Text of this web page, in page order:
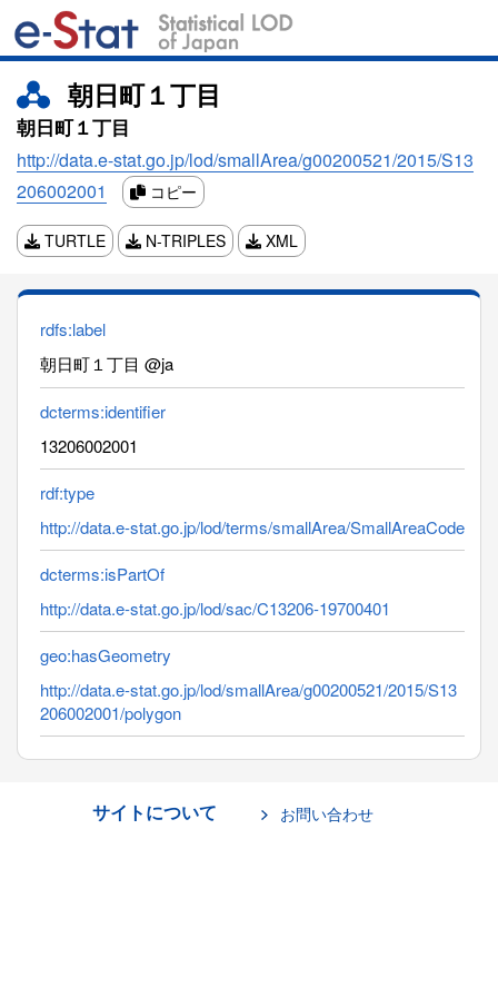
朝日町１丁目
朝日町１丁目
http://data.e-stat.go.jp/lod/smallArea/g00200521/2015/S13
206002001
コピー
TURTLE N-TRIPLES XML
rdfs:label
朝日町１丁目 @ja
dcterms:identifier
13206002001
rdf:type
http://data.e-stat.go.jp/lod/terms/smallArea/SmallAreaCode
dcterms:isPartOf
http://data.e-stat.go.jp/lod/sac/C13206-19700401
geo:hasGeometry
http://data.e-stat.go.jp/lod/smallArea/g00200521/2015/S13
206002001/polygon
サイトについて お問い合わせ